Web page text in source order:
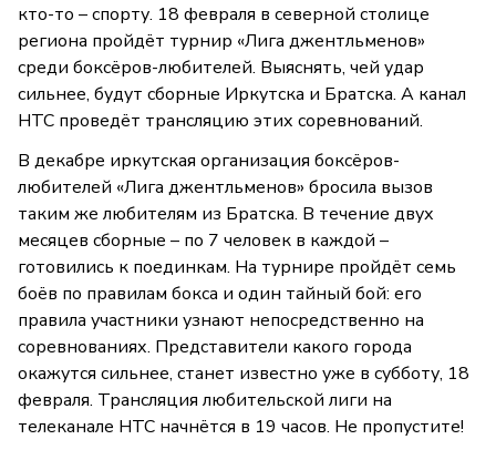
кто-то – спорту. 18 февраля в северной столице
региона пройдёт турнир «Лига джентльменов»
среди боксёров-любителей. Выяснять, чей удар
сильнее, будут сборные Иркутска и Братска. А канал
НТС проведёт трансляцию этих соревнований.
В декабре иркутская организация боксёров-
любителей «Лига джентльменов» бросила вызов
таким же любителям из Братска. В течение двух
месяцев сборные – по 7 человек в каждой –
готовились к поединкам. На турнире пройдёт семь
боёв по правилам бокса и один тайный бой: его
правила участники узнают непосредственно на
соревнованиях. Представители какого города
окажутся сильнее, станет известно уже в субботу, 18
февраля. Трансляция любительской лиги на
телеканале НТС начнётся в 19 часов. Не пропустите!